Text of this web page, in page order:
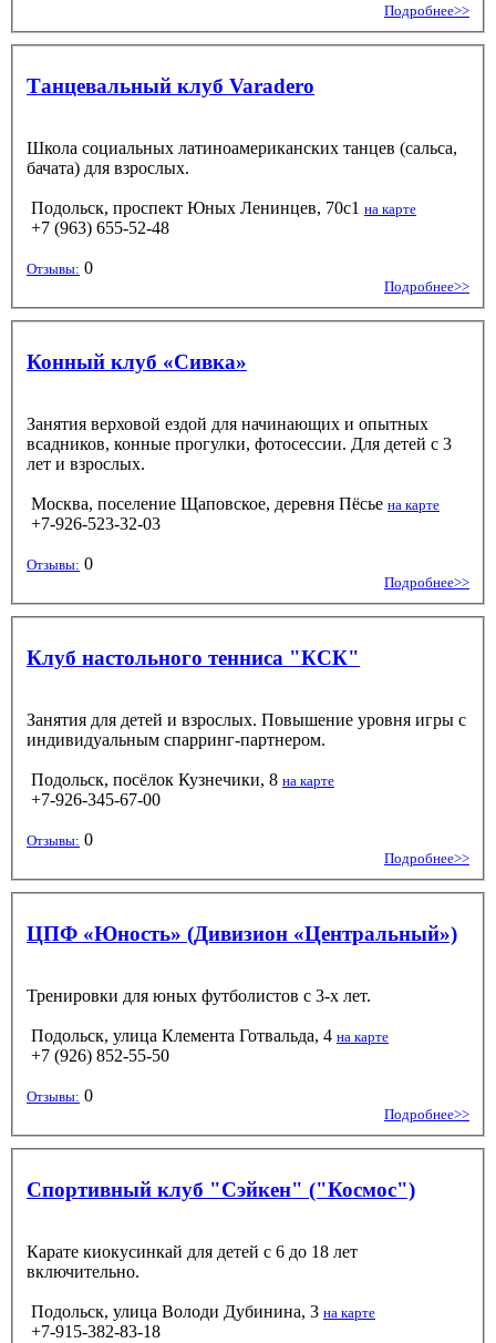
Подробнее>>
Танцевальный клуб Varadero
Школа социальных латиноамериканских танцев (сальса,
бачата) для взрослых.
Подольск, проспект Юных Ленинцев, 70с1 на карте
+7 (963) 655-52-48
Отзывы: 0
Подробнее>>
Конный клуб «Сивка»
Занятия верховой ездой для начинающих и опытных
всадников, конные прогулки, фотосессии. Для детей с 3
лет и взрослых.
Москва, поселение Щаповское, деревня Пёсье на карте
+7-926-523-32-03
Отзывы: 0
Подробнее>>
Клуб настольного тенниса "КСК"
Занятия для детей и взрослых. Повышение уровня игры с
индивидуальным спарринг-партнером.
Подольск, посёлок Кузнечики, 8 на карте
+7-926-345-67-00
Отзывы: 0
Подробнее>>
ЦПФ «Юность» (Дивизион «Центральный»)
Тренировки для юных футболистов с 3-х лет.
Подольск, улица Клемента Готвальда, 4 на карте
+7 (926) 852-55-50
Отзывы: 0
Подробнее>>
Спортивный клуб "Сэйкен" ("Космос")
Карате киокусинкай для детей с 6 до 18 лет
включительно.
Подольск, улица Володи Дубинина, 3 на карте
+7-915-382-83-18